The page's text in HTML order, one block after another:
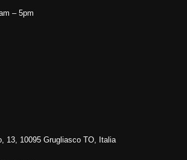
– 5pm
13, 10095 Grugliasco TO, Italia